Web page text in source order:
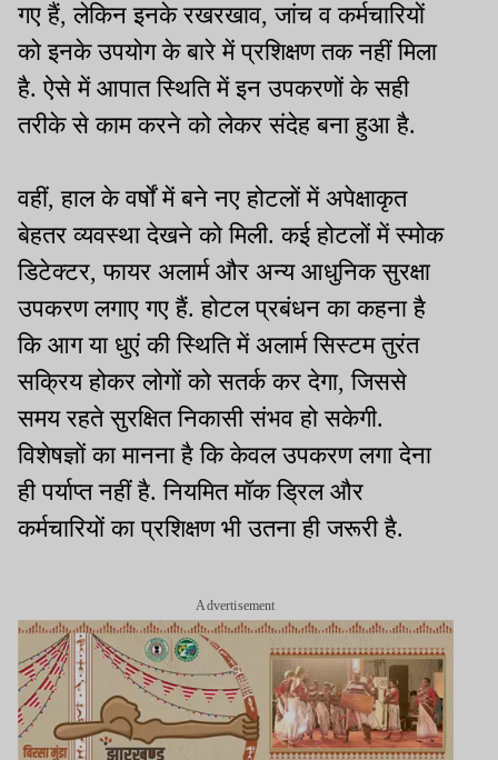
गए हैं, लेकिन इनके रखरखाव, जांच व कर्मचारियों
को इनके उपयोग के बारे में प्रशिक्षण तक नहीं मिला
है. ऐसे में आपात स्थिति में इन उपकरणों के सही
तरीके से काम करने को लेकर संदेह बना हुआ है.
वहीं, हाल के वर्षों में बने नए होटलों में अपेक्षाकृत
बेहतर व्यवस्था देखने को मिली. कई होटलों में स्मोक
डिटेक्टर, फायर अलार्म और अन्य आधुनिक सुरक्षा
उपकरण लगाए गए हैं. होटल प्रबंधन का कहना है
कि आग या धुएं की स्थिति में अलार्म सिस्टम तुरंत
सक्रिय होकर लोगों को सतर्क कर देगा, जिससे
समय रहते सुरक्षित निकासी संभव हो सकेगी.
विशेषज्ञों का मानना है कि केवल उपकरण लगा देना
ही पर्याप्त नहीं है. नियमित मॉक ड्रिल और
कर्मचारियों का प्रशिक्षण भी उतना ही जरूरी है.
Advertisement